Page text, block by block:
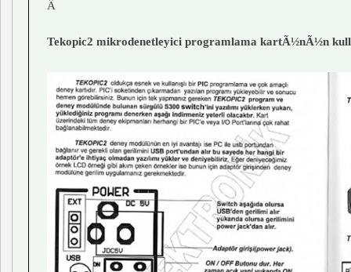
Â
Tekopic2 mikrodenetleyici programlama kartÃ½nÃ½n